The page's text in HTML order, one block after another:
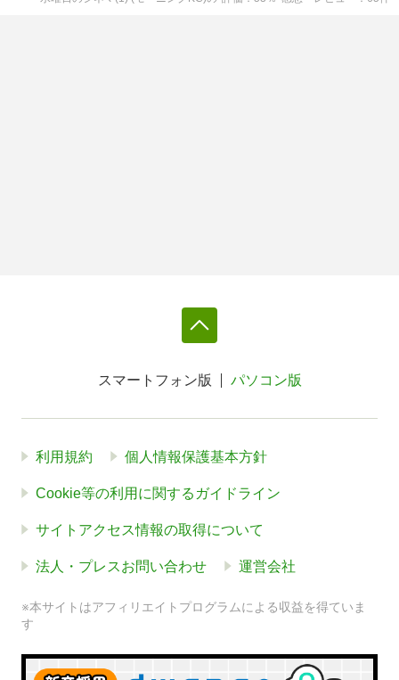
スマートフォン版 パソコン版
利用規約 個人情報保護基本方針
Cookie等の利用に関するガイドライン
サイトアクセス情報の取得について
法人・プレスお問い合わせ 運営会社
※本サイトはアフィリエイトプログラムによる収益を得ていま
す